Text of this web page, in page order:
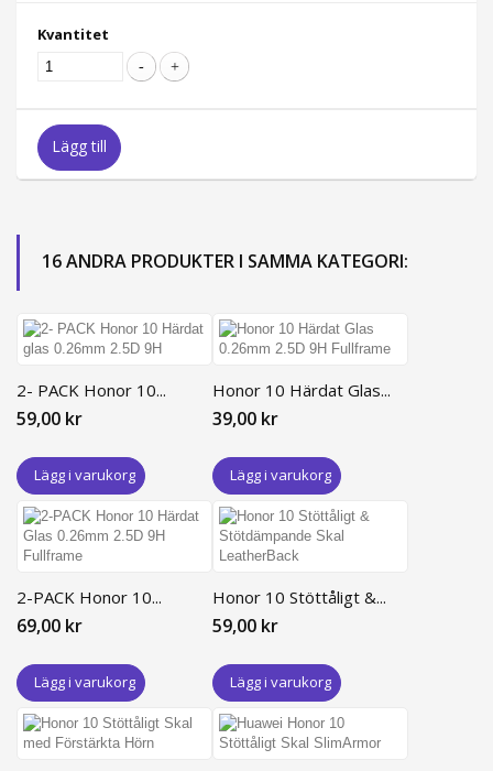
Kvantitet
Lägg till
16 ANDRA PRODUKTER I SAMMA KATEGORI:
2- PACK Honor 10...
59,00 kr
Lägg i varukorg
Honor 10 Härdat Glas...
39,00 kr
Lägg i varukorg
2-PACK Honor 10...
69,00 kr
Lägg i varukorg
Honor 10 Stöttåligt &...
59,00 kr
Lägg i varukorg